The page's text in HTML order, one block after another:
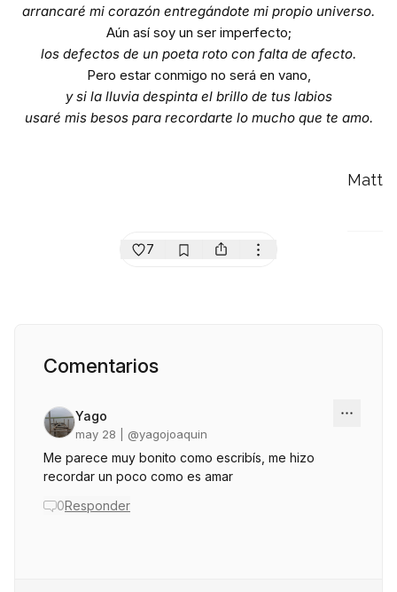
arrancaré mi corazón entregándote mi propio universo.
Aún así soy un ser imperfecto;
los defectos de un poeta roto con falta de afecto.
Pero estar conmigo no será en vano,
y si la lluvia despinta el brillo de tus labios
usaré mis besos para recordarte lo mucho que te amo.
Matt
7
Comentarios
Yago
may 28 | @yagojoaquin
Me parece muy bonito como escribís, me hizo
recordar un poco como es amar
0Responder